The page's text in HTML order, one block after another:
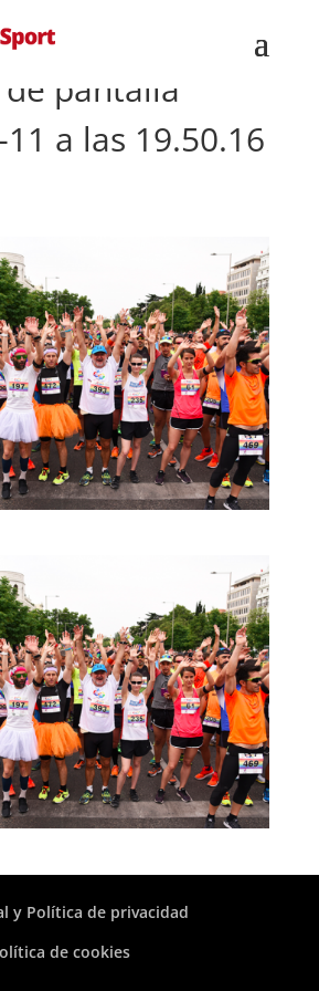
pantalla
a las 19.50.16
y Política de privacidad
de cookies